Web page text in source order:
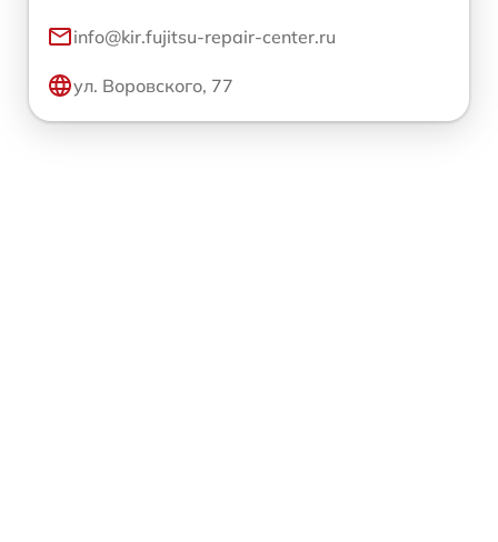
info@kir.fujitsu-repair-center.ru
ул. Воровского, 77